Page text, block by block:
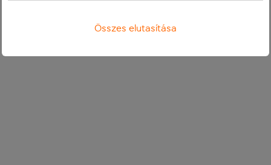
Összes elutasítása